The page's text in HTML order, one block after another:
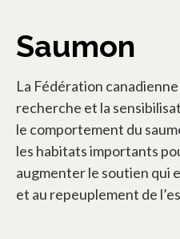
Saumon
La Fédération
recherche et la
le comportement du
les habitats importants
augmenter le soutien qui
et au repeuplement de